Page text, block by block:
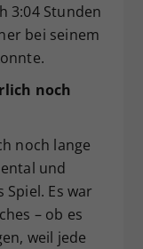
3:04 Stunden
bei seinem
noch
noch lange
und
Es war
– ob es
weil jede